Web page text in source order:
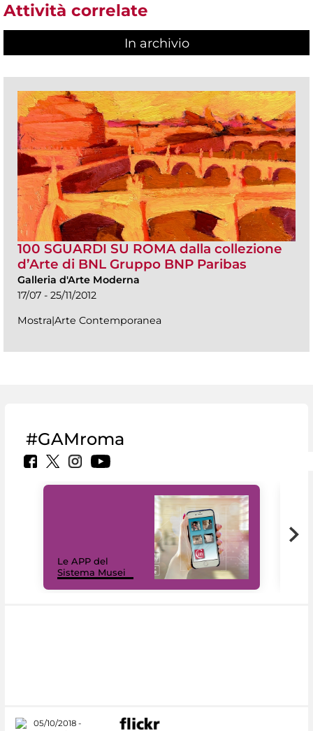
Attività correlate
In archivio
100 SGUARDI SU ROMA dalla collezione
d’Arte di BNL Gruppo BNP Paribas
Galleria d'Arte Moderna
17/07 - 25/11/2012
Mostra|Arte Contemporanea
#GAMroma
Le APP del
Sistema Musei